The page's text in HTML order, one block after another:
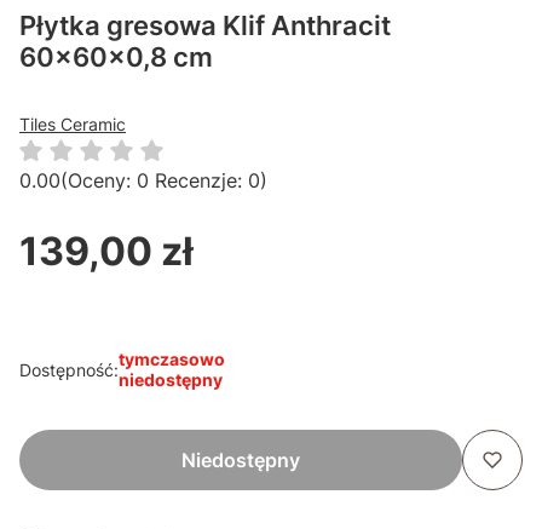
Płytka gresowa Klif Anthracit
60x60x0,8 cm
Tiles Ceramic
0.00(Oceny: 0 Recenzje: 0)
Cena
139,00 zł
Dostępność:tymczasowo
niedostępny
Niedostępny